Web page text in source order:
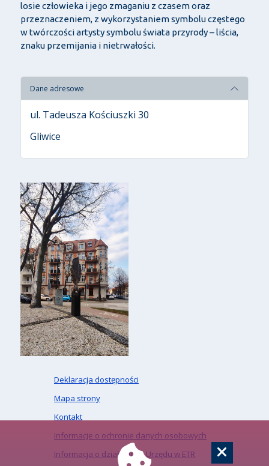
losie człowieka i jego zmaganiu z czasem oraz
przeznaczeniem, z wykorzystaniem symbolu częstego
w twórczości artysty symbolu świata przyrody – liścia,
znaku przemijania i nietrwałości.
Dane adresowe
ul. Tadeusza Kościuszki 30
Gliwice
Deklaracja dostępności
Mapa strony
Kontakt
Informacje o ochronie danych osobowych
Informacja o działalności Urzędu w ETR